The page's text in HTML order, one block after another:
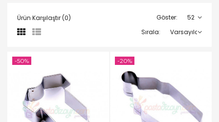
Ürün Karşılaştır (0)
Göster:
Sırala:
-50% -20%